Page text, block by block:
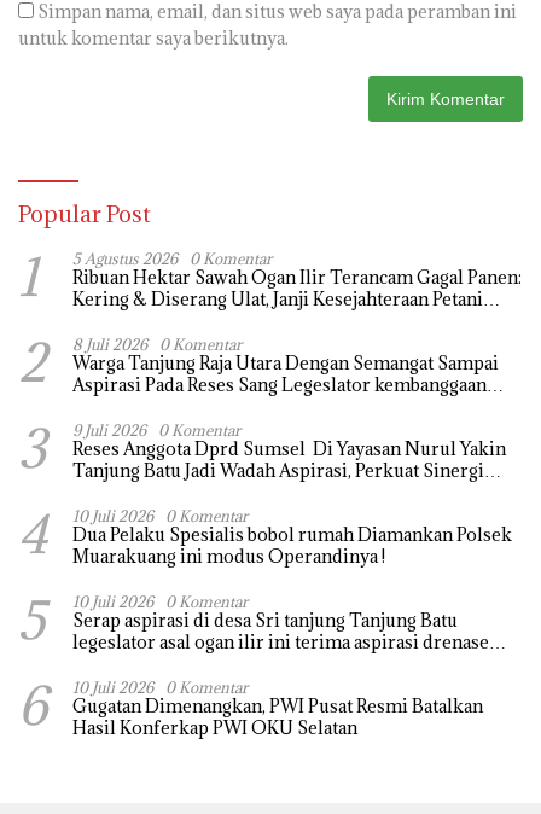
Simpan nama, email, dan situs web saya pada peramban ini
untuk komentar saya berikutnya.
Popular Post
1 5 Agustus 2026 0 Komentar
Ribuan Hektar Sawah Ogan Ilir Terancam Gagal Panen:
Kering & Diserang Ulat, Janji Kesejahteraan Petani
2 8 Juli 2026 0 Komentar
Warga Tanjung Raja Utara Dengan Semangat Sampai
Aspirasi Pada Reses Sang Legeslator kembanggaan
Segera di realisaikan
3 9 Juli 2026 0 Komentar
Reses Anggota Dprd Sumsel Di Yayasan Nurul Yakin
Tanjung Batu Jadi Wadah Aspirasi, Perkuat Sinergi
4 10 Juli 2026 0 Komentar
Dua Pelaku Spesialis bobol rumah Diamankan Polsek
Muarakuang ini modus Operandinya !
5 10 Juli 2026 0 Komentar
Serap aspirasi di desa Sri tanjung Tanjung Batu
legeslator asal ogan ilir ini terima aspirasi drenase
hujan
6 10 Juli 2026 0 Komentar
Gugatan Dimenangkan, PWI Pusat Resmi Batalkan
Hasil Konferkap PWI OKU Selatan